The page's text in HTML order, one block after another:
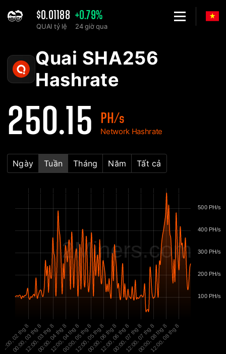
$0.01188
QUAI tỷ lệ
+0.79%
24 giờ qua
Quai SHA256
Hashrate
250.15 PH/s
Network Hashrate
Ngày Tuần Tháng Năm Tất cả
2Miners.com
02 thg 8
00:00, 03 thg 8
12:00, 03 thg 8
00:00, 04 thg 8
12:00, 04 thg 8
00:00, 05 thg 8
12:00, 05 thg 8
00:00, 06 thg 8
12:00, 06 thg 8
00:00, 07 thg 8
12:00, 07 thg 8
00:00, 08 thg 8
12:00, 08 thg 8
100 PH/s
200 PH/s
300 PH/s
400 PH/s
500 PH/s